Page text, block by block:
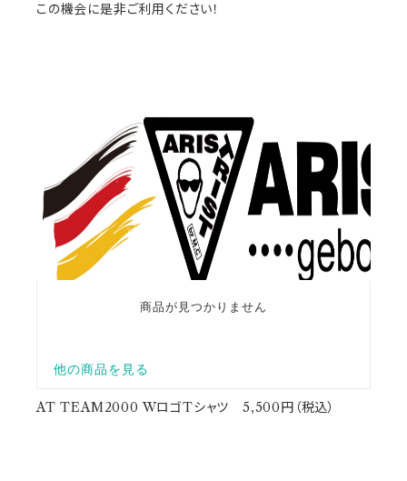
この機会に是非ご利用ください！
AT TEAM2000 WロゴTシャツ 5,500円（税込）